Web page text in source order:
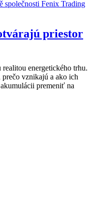
priestor
energetického trhu.
vznikajú a ako ich
premeniť na